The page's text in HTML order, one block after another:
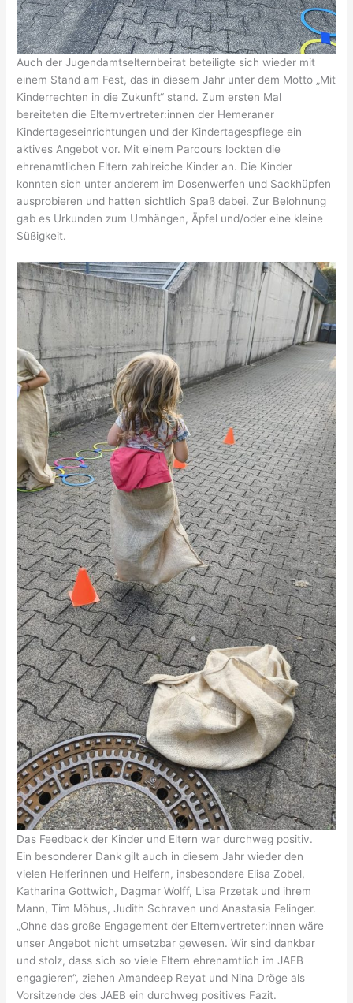
Auch der Jugendamtselternbeirat beteiligte sich wieder mit
einem Stand am Fest, das in diesem Jahr unter dem Motto „Mit
Kinderrechten in die Zukunft“ stand. Zum ersten Mal
bereiteten die Elternvertreter:innen der Hemeraner
Kindertageseinrichtungen und der Kindertagespflege ein
aktives Angebot vor. Mit einem Parcours lockten die
ehrenamtlichen Eltern zahlreiche Kinder an. Die Kinder
konnten sich unter anderem im Dosenwerfen und Sackhüpfen
ausprobieren und hatten sichtlich Spaß dabei. Zur Belohnung
gab es Urkunden zum Umhängen, Äpfel und/oder eine kleine
Süßigkeit.
Das Feedback der Kinder und Eltern war durchweg positiv.
Ein besonderer Dank gilt auch in diesem Jahr wieder den
vielen Helferinnen und Helfern, insbesondere Elisa Zobel,
Katharina Gottwich, Dagmar Wolff, Lisa Przetak und ihrem
Mann, Tim Möbus, Judith Schraven und Anastasia Felinger.
„Ohne das große Engagement der Elternvertreter:innen wäre
unser Angebot nicht umsetzbar gewesen. Wir sind dankbar
und stolz, dass sich so viele Eltern ehrenamtlich im JAEB
engagieren“, ziehen Amandeep Reyat und Nina Dröge als
Vorsitzende des JAEB ein durchweg positives Fazit.